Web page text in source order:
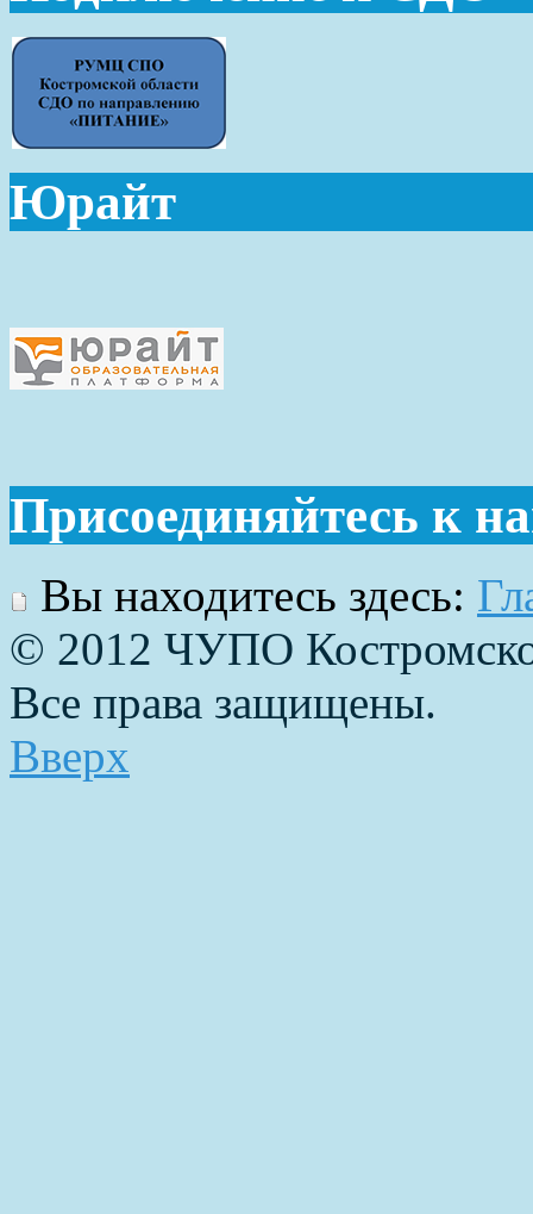
Юрайт
Присоединяйтесь к
Вы находитесь здесь:
© 2012 ЧУПО
Все права защищены.
Вверх